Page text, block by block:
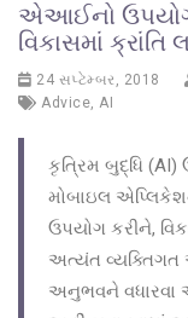
એઆઈનો
વિકાસમાં ક્રાંતિ
24 સપ્ટેમ્બર, 2018
Advice, AI
કૃત્રિમ બુદ્ધિ
મોબાઇલ
ઉપયોગ કરીને,
અત્યંત વ્યક્તિગત
અનુભવને વધારવા